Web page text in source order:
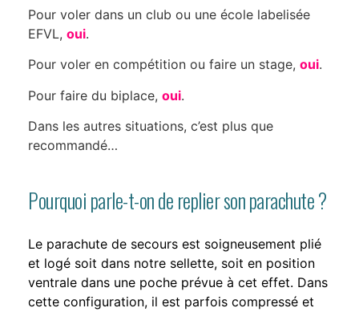
Pour voler dans un club ou une école labelisée
EFVL, oui.
Pour voler en compétition ou faire un stage, oui.
Pour faire du biplace, oui.
Dans les autres situations, c’est plus que
recommandé…
Pourquoi parle-t-on de replier son parachute ?
Le parachute de secours est soigneusement plié
et logé soit dans notre sellette, soit en position
ventrale dans une poche prévue à cet effet. Dans
cette configuration, il est parfois compressé et